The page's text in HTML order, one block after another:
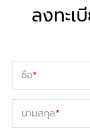
ลงทะเ
ชื่อ*
นามสกุล*